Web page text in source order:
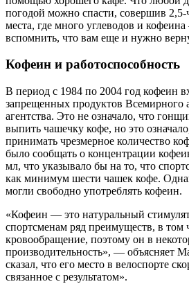
погодой можно спасти, совершив 2,5-
места, где много углеводов и
вспомнить, что вам еще и нужно
Кофеин и работоспособность
В период с 1984 по 2004 год кофеин
запрещенных продуктов Всемирного
агентства. Это не означало, что
выпить чашечку кофе, но это
принимать чрезмерное количество
было сообщать о концентрации
мл, что указывало бы на то, что
как минимум шести чашек кофе.
могли свободно употреблять кофеин.
«Кофеин — это натуральный
спортсменам ряд преимуществ, в том
кровообращение, поэтому он в
производительность», — объясняет
сказал, что его место в велоспорте
связанное с результатом».